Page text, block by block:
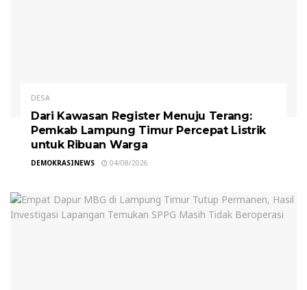
DESA
Dari Kawasan Register Menuju Terang:
Pemkab Lampung Timur Percepat Listrik
untuk Ribuan Warga
DEMOKRASINEWS 04/08/2026